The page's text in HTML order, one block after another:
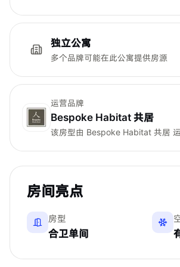
独立公寓
多个品牌可能在此公寓提供房源
运营品牌
Bespoke Habitat 共居
该房型由 Bespoke Habitat 共居
房间亮点
房型
合卫单间